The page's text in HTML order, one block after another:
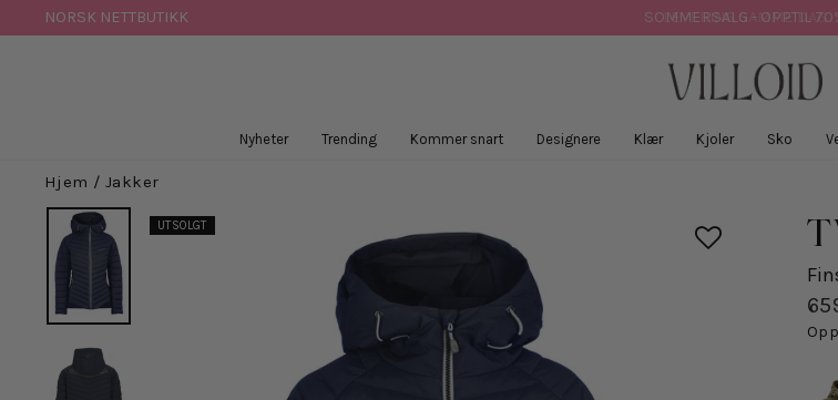
til
NORSK NETTBUTIKK SOMMERSALG - OPPTIL
Nyheter Trending Kommer snart Designere Klær Kjoler Sko
Hjem / Jakker
UTSOLGT